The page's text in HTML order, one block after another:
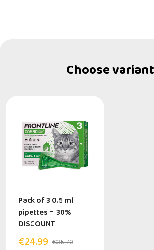
Choose variant
Pack of 3 0.5 ml
pipettes - 30%
DISCOUNT
€24.99 €35.70